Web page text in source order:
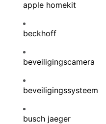
apple homekit
beckhoff
beveiligingscamera
beveiligingssysteem
busch jaeger